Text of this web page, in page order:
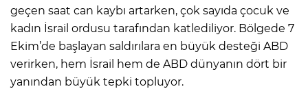
geçen saat can kaybı artarken, çok sayıda çocuk ve
kadın İsrail ordusu tarafından katlediliyor. Bölgede 7
Ekim’de başlayan saldırılara en büyük desteği ABD
verirken, hem İsrail hem de ABD dünyanın dört bir
yanından büyük tepki topluyor.